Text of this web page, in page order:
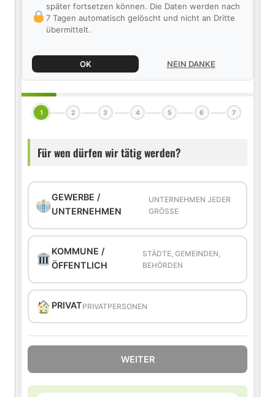
später fortsetzen können. Die Daten werden nach
7 Tagen automatisch gelöscht und nicht an Dritte
übermittelt.
OK NEIN DANKE
1 2 3 4 5 6 7
Für wen dürfen wir tätig werden?
GEWERBE /
UNTERNEHMEN
UNTERNEHMEN JEDER
GRÖSSE
KOMMUNE /
ÖFFENTLICH
STÄDTE, GEMEINDEN,
BEHÖRDEN
PRIVATPRIVATPERSONEN
WEITER